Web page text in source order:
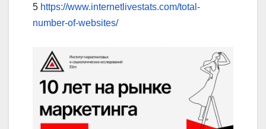
5 https://www.internetlivestats.com/total-
number-of-websites/